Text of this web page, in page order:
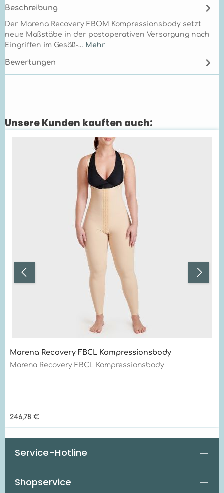
Beschreibung
Der Marena Recovery FBOM Kompressionsbody setzt
neue Maßstäbe in der postoperativen Versorgung nach
Eingriffen im Gesäß-… Mehr
Bewertungen
Produktgalerie überspringen
Unsere Kunden kauften auch:
Marena Recovery FBCL Kompressionsbody
Marena Recovery FBCL Kompressionsbody
Regulärer Preis:
246,78 €
Service-Hotline
Shopservice